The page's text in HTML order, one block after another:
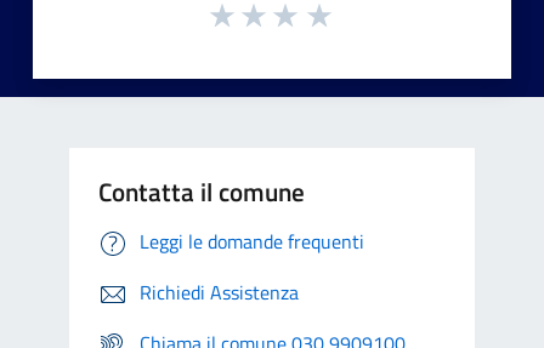
Contatta il comune
Leggi le domande frequenti
Richiedi Assistenza